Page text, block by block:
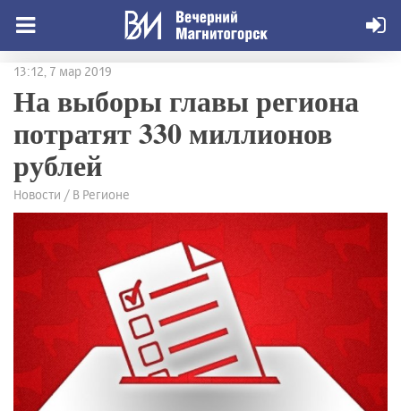
13:12, 7 мар 2019
На выборы главы региона
потратят 330 миллионов
рублей
Новости / В Регионе